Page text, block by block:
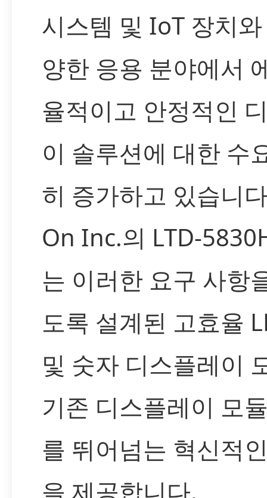
시스템 및 IoT 장치
양한 응용 분야에서
율적이고 안정적인
이 솔루션에 대한 수
히 증가하고 있습니
On Inc.의 LTD-
는 이러한 요구 사항
도록 설계된 고효율
및 숫자 디스플레이
기존 디스플레이 모
를 뛰어넘는 혁신적
을 제공합니다.